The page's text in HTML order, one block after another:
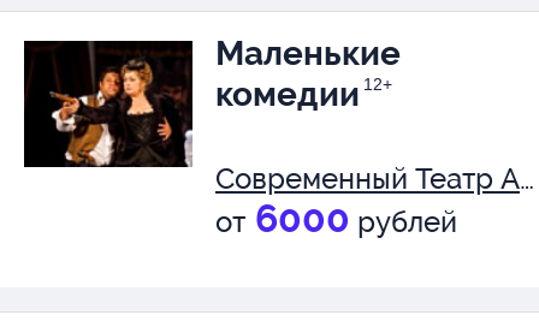
Маленькие
комедии 12+
Современный Театр Антрепризы
от 6000 рублей